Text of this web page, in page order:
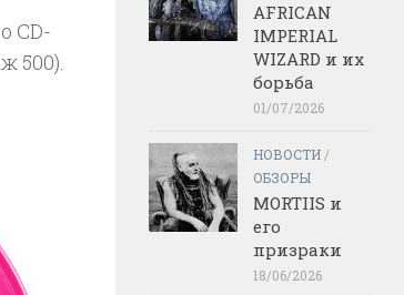
CD-
500).
AFRICAN
IMPERIAL
WIZARD и их
борьба
01/07/2026
НОВОСТИ /
ОБЗОРЫ
MORTIIS и
его
призраки
18/06/2026